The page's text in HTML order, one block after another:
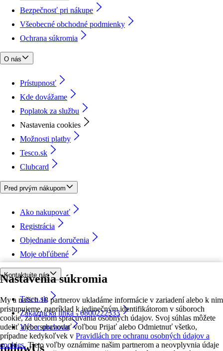
Nastavenia súkromia
My a našich 18 partnerov ukladáme informácie v zariadení alebo k nim
pristupujeme, napríklad k jedinečným identifikátorom v súboroch
cookie, za účelom spracúvania osobných údajov. Svoj súhlas môžete
udeliť alebo spravovať voľbou Prijať alebo Odmietnuť všetko,
prípadne kedykoľvek v Pravidlách pre ochranu osobných údajov a
cookies. Tieto voľby oznámime našim partnerom a neovplyvnia údaje
Bezpečnosť pri nákupe
Všeobecné obchodné podmienky
Ochrana súkromia
O nás
Prístupnosť
Kde dovážame
Poplatok za službu
Nastavenia cookies
Možnosti platby
Tesco.sk
Clubcard
Pred prvým nákupom
Ako nakupovať
Registrácia
Objednanie doručenia
Moje obľúbené
Kontaktujte nás
Tesco.sk
Zákaznícka linka - 0800222333
Výber obchodu
followUs